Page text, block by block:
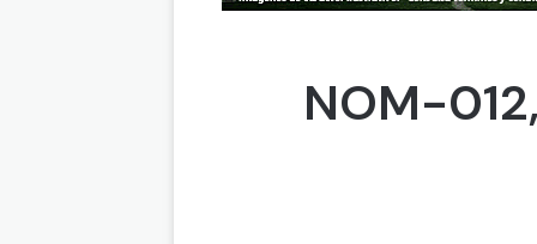
NOM-